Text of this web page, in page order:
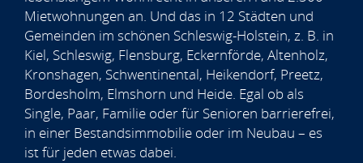
Mietwohnungen an. Und das in 12 Städten und
Gemeinden im schönen Schleswig-Holstein, z. B. in
Kiel, Schleswig, Flensburg, Eckernförde, Altenholz,
Kronshagen, Schwentinental, Heikendorf, Preetz,
Bordesholm, Elmshorn und Heide. Egal ob als
Single, Paar, Familie oder für Senioren barrierefrei,
in einer Bestandsimmobilie oder im Neubau – es
ist für jeden etwas dabei.